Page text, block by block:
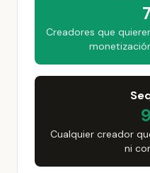
Creadores que
Cualquier creador
ni